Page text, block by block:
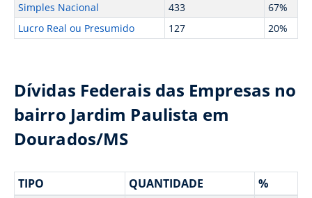
Simples Nacional 433
67%
Lucro Real ou Presumido
127 20%
Dívidas Federais das Empresas no
bairro Jardim Paulista em
Dourados/MS
TIPO QUANTIDADE %